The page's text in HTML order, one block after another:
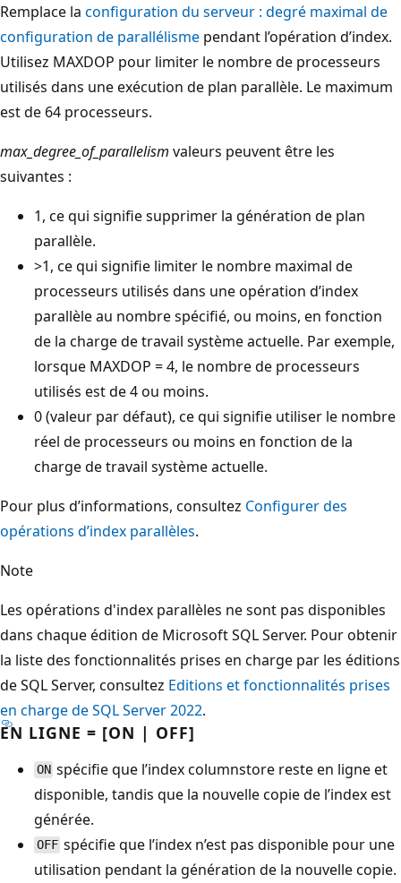
Remplace la configuration du serveur : degré maximal de
configuration de parallélisme pendant l’opération d’index.
Utilisez MAXDOP pour limiter le nombre de processeurs
utilisés dans une exécution de plan parallèle. Le maximum
est de 64 processeurs.
max_degree_of_parallelism valeurs peuvent être les
suivantes :
1, ce qui signifie supprimer la génération de plan
parallèle.
>1, ce qui signifie limiter le nombre maximal de
processeurs utilisés dans une opération d’index
parallèle au nombre spécifié, ou moins, en fonction
de la charge de travail système actuelle. Par exemple,
lorsque MAXDOP = 4, le nombre de processeurs
utilisés est de 4 ou moins.
0 (valeur par défaut), ce qui signifie utiliser le nombre
réel de processeurs ou moins en fonction de la
charge de travail système actuelle.
Pour plus d’informations, consultez Configurer des
opérations d’index parallèles.
Note
Les opérations d'index parallèles ne sont pas disponibles
dans chaque édition de Microsoft SQL Server. Pour obtenir
la liste des fonctionnalités prises en charge par les éditions
de SQL Server, consultez Editions et fonctionnalités prises
en charge de SQL Server 2022.
EN LIGNE = [ON | OFF]
ON spécifie que l’index columnstore reste en ligne et
disponible, tandis que la nouvelle copie de l’index est
générée.
OFF spécifie que l’index n’est pas disponible pour une
utilisation pendant la génération de la nouvelle copie.